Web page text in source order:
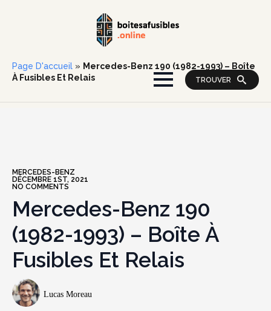
TROUVER
Page D'accueil » Mercedes-Benz 190 (1982-1993) – Boîte
À Fusibles Et Relais
MERCEDES-BENZ
DÉCEMBRE 1ST, 2021
NO COMMENTS
Mercedes-Benz 190
(1982-1993) – Boîte À
Fusibles Et Relais
Lucas Moreau